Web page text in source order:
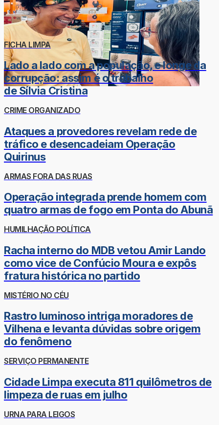
FICHA LIMPA
Lado a lado com a população, e longe da
corrupção: assim é o trabalho
de Sílvia Cristina
CRIME ORGANIZADO
Ataques a provedores revelam rede de
tráfico e desencadeiam Operação
Quirinus
ARMAS FORA DAS RUAS
Operação integrada prende homem com
quatro armas de fogo em Ponta do Abunã
HUMILHAÇÃO POLÍTICA
Racha interno do MDB vetou Amir Lando
como vice de Confúcio Moura e expôs
fratura histórica no partido
MISTÉRIO NO CÉU
Rastro luminoso intriga moradores de
Vilhena e levanta dúvidas sobre origem
do fenômeno
SERVIÇO PERMANENTE
Cidade Limpa executa 811 quilômetros de
limpeza de ruas em julho
URNA PARA LEIGOS